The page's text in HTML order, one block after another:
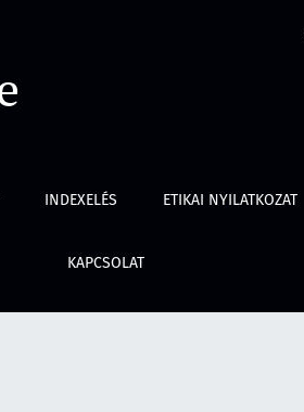
INDEXELÉS ETIKAI NYILATKOZAT
KAPCSOLAT